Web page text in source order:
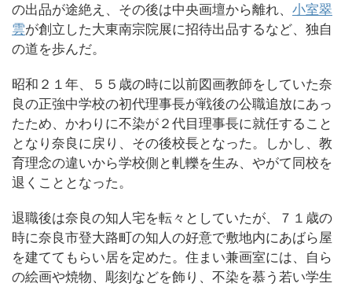
の出品が途絶え、その後は中央画壇から離れ、 小室翠
雲が創立した大東南宗院展に招待出品するなど、独自
の道を歩んだ。
昭和２１年、５５歳の時に以前図画教師をしていた奈
良の正強中学校の初代理事長が戦後の公職追放にあっ
たため、かわりに不染が２代目理事長に就任すること
となり奈良に戻り、その後校長となった。しかし、教
育理念の違いから学校側と軋轢を生み、やがて同校を
退くこととなった。
退職後は奈良の知人宅を転々としていたが、７１歳の
時に奈良市登大路町の知人の好意で敷地内にあばら屋
を建ててもらい居を定めた。住まい兼画室には、自ら
の絵画や焼物、彫刻などを飾り、不染を慕う若い学生